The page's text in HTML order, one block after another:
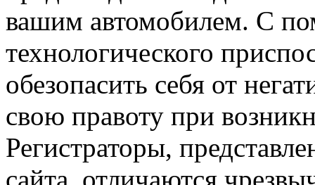
вашим автомобилем. С
технологического
обезопасить себя от
свою правоту при
Регистраторы,
сайта, отличаются